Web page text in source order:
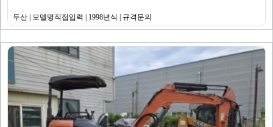
두산 | 모델명직접입력 | 1998년식 | 규격문의